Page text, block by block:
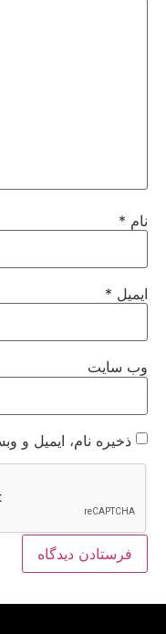
نام *
ایمیل *
وب‌ سایت
ذخیره نام، ایمیل و